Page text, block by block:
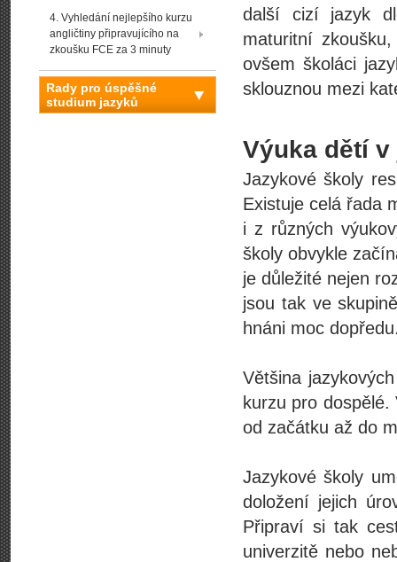
4. Vyhledání nejlepšího kurzu
angličtiny připravujícího na
zkoušku FCE za 3 minuty
Rady pro úspěšné
studium jazyků
další cizí jazyk
maturitní
ovšem školáci
sklouznou mezi
Výuka dětí
Jazykové školy
Existuje celá řada
i z různých
školy obvykle
je důležité nejen
jsou tak ve
hnáni moc
Většina
kurzu pro
od začátku až do
Jazykové školy
doložení jejich
Připraví si tak
univerzitě nebo